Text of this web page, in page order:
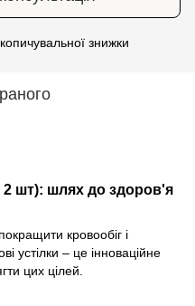
знижки
2 шт): шлях до здоров'я
кровообіг і
устілки – це інноваційне
цих цілей.